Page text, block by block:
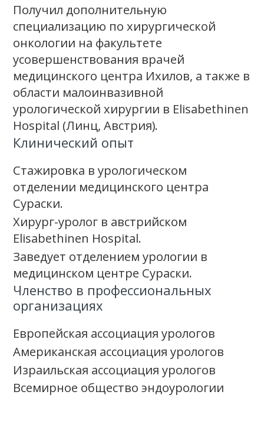
Получил дополнительную
специализацию по хирургической
онкологии на факультете
усовершенствования врачей
медицинского центра Ихилов, а также в
области малоинвазивной
урологической хирургии в Elisabethinen
Hospital (Линц, Австрия).
Клинический опыт
Стажировка в урологическом
отделении медицинского центра
Сураски.
Хирург-уролог в австрийском
Elisabethinen Hospital.
Заведует отделением урологии в
медицинском центре Сураски.
Членство в профессиональных
организациях
Европейская ассоциация урологов
Американская ассоциация урологов
Израильская ассоциация урологов
Всемирное общество эндоурологии